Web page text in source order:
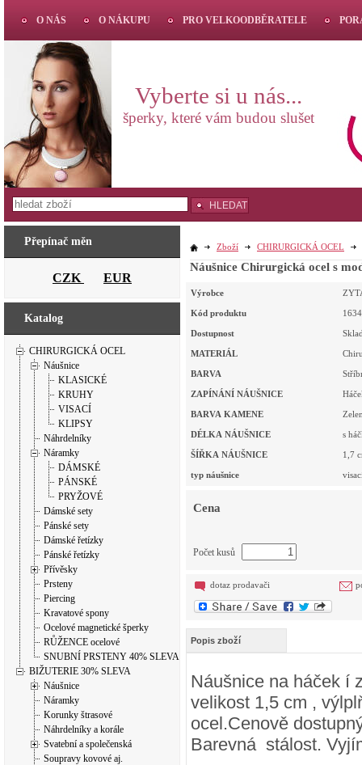
Přepínač měn
CZK EUR
Katalog
CHIRURGICKÁ OCEL
Náušnice
KLASICKÉ
KRUHY
VISACÍ
KLIPSY
Náhrdelníky
Náramky
DÁMSKÉ
PÁNSKÉ
PRYŽOVÉ
Dámské sety
Pánské sety
Dámské řetízky
Pánské řetízky
Přívěsky
Prsteny
Piercing
Kravatové spony
Ocelové magnetické šperky
RŮŽENCE ocelové
SNUBNÍ PRSTENY 40% SLEVA
BIŽUTERIE 30% SLEVA
Náušnice
Náramky
Korunky štrasové
Náhrdelníky a korále
Svatební a společenská
Soupravy kovové aj.
Zboží CHIRURGICKÁ OCEL
Výrobce
Kód produktu
Dostupnost
MATERIÁL
BARVA
ZAPÍNÁNÍ NÁUŠNICE
BARVA KAMENE
DÉLKA NÁUŠNICE s
ŠÍŘKA NÁUŠNICE 1,7
typ náušnice
Cena
Počet kusů
dotaz prodavači
Popis zboží
Náušnice na háček í
velikost 1,5 cm ,
ocel.Cenově
Barevná stálost.
O NÁS O NÁKUPU PRO VELKOODBĚRATELE
Vyberte si u nás...
šperky, které vám budou slušet
HLEDAT